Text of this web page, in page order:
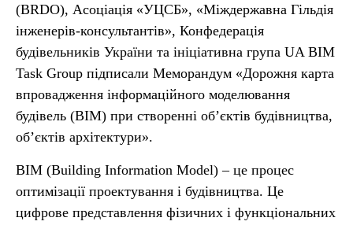
(BRDO), Асоціація «УЦСБ», «Міждержавна Гільдія
інженерів-консультантів», Конфедерація
будівельників України та ініціативна група UA BIM
Task Group підписали Меморандум «Дорожня карта
впровадження інформаційного моделювання
будівель (ВІМ) при створенні об’єктів будівництва,
об’єктів архітектури».
BIM (Building Information Model) – це процес
оптимізації проектування і будівництва. Це
цифрове представлення фізичних і функціональних